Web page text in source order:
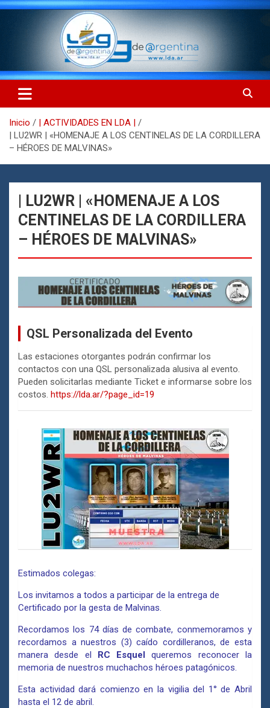
Saltar
LdA (Log de Argentina)
LdA (Log de Argentina)
Inicio
| ACTIVIDADES EN LDA |
| LU2WR | «HOMENAJE A LOS CENTINELAS DE LA CORDILLERA
– HÉROES DE MALVINAS»
| LU2WR | «HOMENAJE A LOS
CENTINELAS DE LA CORDILLERA
– HÉROES DE MALVINAS»
QSL Personalizada del Evento
Las estaciones otorgantes podrán confirmar los
contactos con una QSL personalizada alusiva al evento.
Pueden solicitarlas mediante Ticket e informarse sobre los
costos. https://lda.ar/?page_id=19
Estimados colegas:
Los invitamos a todos a participar de la entrega de
Certificado por la gesta de Malvinas.
Recordamos los 74 días de combate, conmemoramos y
recordamos a nuestros (3) caído cordilleranos, de esta
manera desde el RC Esquel queremos reconocer la
memoria de nuestros muchachos héroes patagónicos.
Esta actividad dará comienzo en la vigilia del 1° de Abril
hasta el 12 de abril.